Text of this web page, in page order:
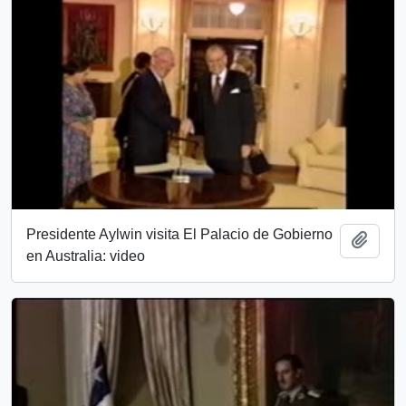
Presidente Aylwin visita El Palacio de Gobierno
en Australia: video